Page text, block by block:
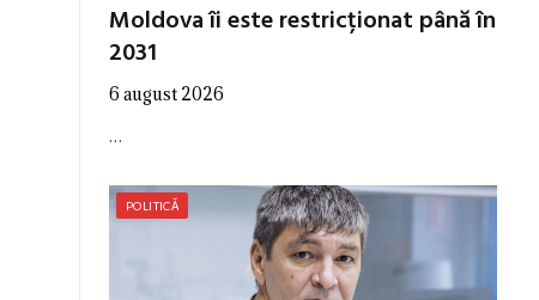
Moldova îi este restricționat până în
2031
6 august 2026
…
POLITICĂ